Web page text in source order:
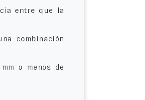
entre que la
combinación
o menos de